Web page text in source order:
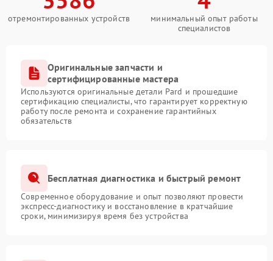
отремонтированных устройств
минимальный опыт работы
специалистов
Оригинальные запчасти и
сертифицированные мастера
Используются оригинальные детали Pard и прошедшие
сертификацию специалисты, что гарантирует корректную
работу после ремонта и сохранение гарантийных
обязательств
Бесплатная диагностика и быстрый ремонт
Современное оборудование и опыт позволяют провести
экспресс-диагностику и восстановление в кратчайшие
сроки, минимизируя время без устройства